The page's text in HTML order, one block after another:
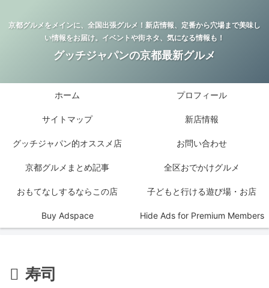
京都グルメをメインに、全国出張グルメ！新店情報、定番から穴場まで美味し
い情報をお届け。イベントや街ネタ、気になる情報も！
グッチジャパンの京都最新グルメ
ホーム プロフィール
サイトマップ 新店情報
グッチジャパン的オススメ店 お問い合わせ
京都グルメまとめ記事 全区おでかけグルメ
おもてなしするならこの店 子どもと行ける遊び場・お店
Buy Adspace Hide Ads for Premium Members
寿司